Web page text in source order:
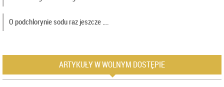
O podchlorynie sodu raz jeszcze ….
ARTYKUŁY W WOLNYM DOSTĘPIE